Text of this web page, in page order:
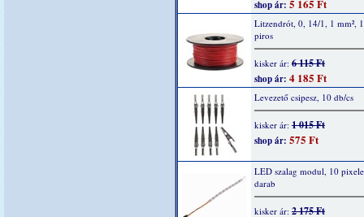
shop ár: 5 165 Ft
Litzendrót, 0, 14/1, 1 mm²,
piros
kisker ár: 6 115 Ft
shop ár: 4 185 Ft
Levezető csipesz, 10 db/cs
kisker ár: 1 015 Ft
shop ár: 575 Ft
LED szalag modul, 10
darab
kisker ár: 2 175 Ft